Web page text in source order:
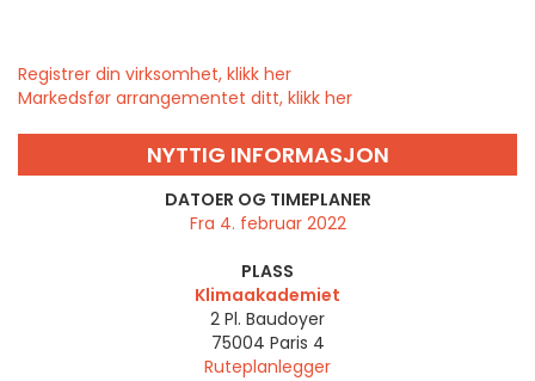
Registrer din virksomhet, klikk her
Markedsfør arrangementet ditt, klikk her
NYTTIG INFORMASJON
DATOER OG TIMEPLANER
Fra 4. februar 2022
PLASS
Klimaakademiet
2 Pl. Baudoyer
75004 Paris 4
Ruteplanlegger